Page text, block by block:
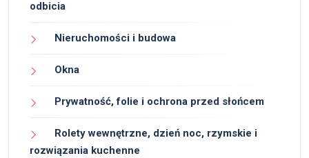
odbicia
Nieruchomości i budowa
Okna
Prywatność, folie i ochrona przed słońcem
Rolety wewnętrzne, dzień noc, rzymskie i
rozwiązania kuchenne